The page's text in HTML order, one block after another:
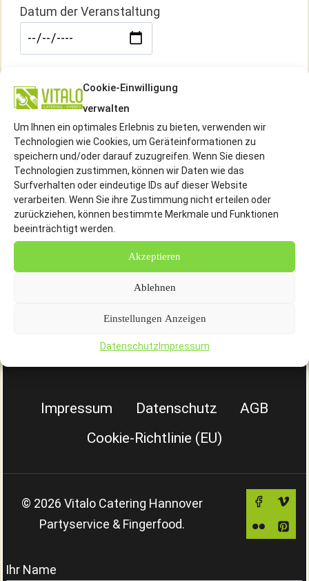
Cookie-Einwilligung
verwalten
Um Ihnen ein optimales Erlebnis zu bieten, verwenden wir
Technologien wie Cookies, um Geräteinformationen zu
speichern und/oder darauf zuzugreifen. Wenn Sie diesen
Technologien zustimmen, können wir Daten wie das
Surfverhalten oder eindeutige IDs auf dieser Website
verarbeiten. Wenn Sie ihre Zustimmung nicht erteilen oder
zurückziehen, können bestimmte Merkmale und Funktionen
beeinträchtigt werden.
Akzeptieren
Ablehnen
Einstellungen Anzeigen
DatenschutzImpressum
Datum der Veranstaltung
Veranstaltungsort
SSL Verschlüsselung akzeptieren
Impressum Datenschutz
AGB
Cookie-Richtlinie (EU)
© 2026 Vitalo Catering Hannover
Partyservice & Fingerfood.
Ihr Name